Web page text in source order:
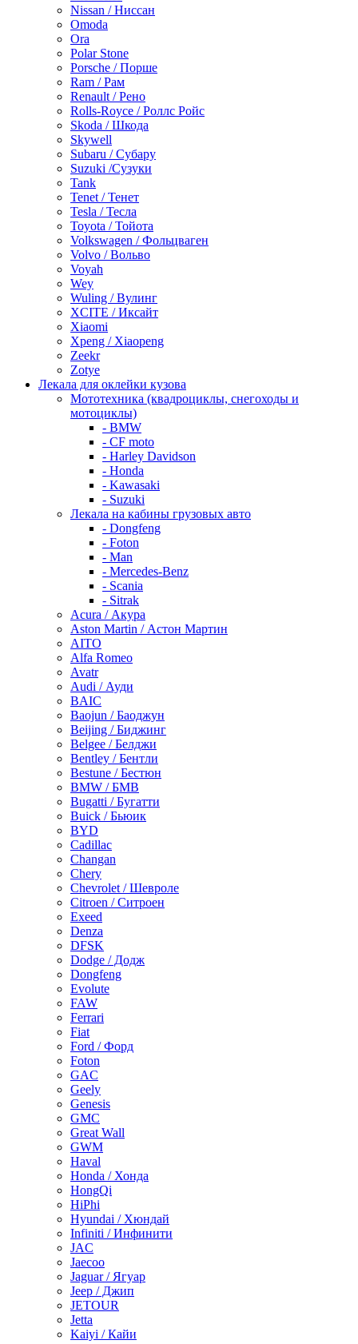
Nissan / Ниссан
Omoda
Ora
Polar Stone
Porsche / Порше
Ram / Рам
Renault / Рено
Rolls-Royce / Роллс Ройс
Skoda / Шкода
Skywell
Subaru / Субару
Suzuki /Сузуки
Tank
Tenet / Тенет
Tesla / Тесла
Toyota / Тойота
Volkswagen / Фольцваген
Volvo / Вольво
Voyah
Wey
Wuling / Вулинг
XCITE / Иксайт
Xiaomi
Xpeng / Xiaopeng
Zeekr
Zotye
Лекала для оклейки кузова
Мототехника (квадроциклы, снегоходы и
мотоциклы)
- BMW
- CF moto
- Harley Davidson
- Honda
- Kawasaki
- Suzuki
Лекала на кабины грузовых авто
- Dongfeng
- Foton
- Man
- Mercedes-Benz
- Scania
- Sitrak
Acura / Акура
Aston Martin / Астон Мартин
AITO
Alfa Romeo
Avatr
Audi / Ауди
BAIC
Baojun / Баоджун
Beijing / Биджинг
Belgee / Белджи
Bentley / Бентли
Bestune / Бестюн
BMW / БМВ
Bugatti / Бугатти
Buick / Бьюик
BYD
Cadillac
Changan
Chery
Chevrolet / Шевроле
Citroen / Ситроен
Exeed
Denza
DFSK
Dodge / Додж
Dongfeng
Evolute
FAW
Ferrari
Fiat
Ford / Форд
Foton
GAC
Geely
Genesis
GMC
Great Wall
GWM
Haval
Honda / Хонда
HongQi
HiPhi
Hyundai / Хюндай
Infiniti / Инфинити
JAC
Jaecoo
Jaguar / Ягуар
Jeep / Джип
JETOUR
Jetta
Kaiyi / Кайи